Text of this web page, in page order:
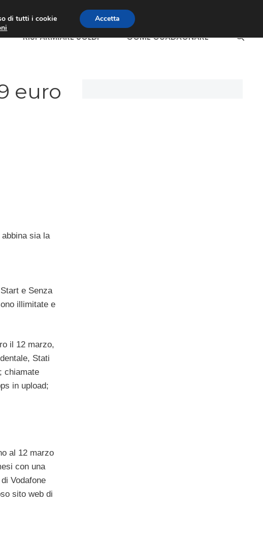
RISPARMIARE SOLDI COME GUADAGNARE
euro
sia la
e Senza
illimitate e
il 12 marzo,
Stati
chiamate
in upload;
al 12 marzo
con una
Vodafone
sito web di
di tutti i cookie
Accetta